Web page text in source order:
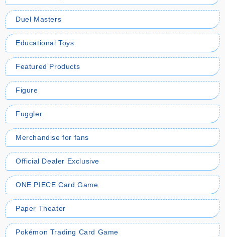
Duel Masters
Educational Toys
Featured Products
Figure
Fuggler
Merchandise for fans
Official Dealer Exclusive
ONE PIECE Card Game
Paper Theater
Pokémon Trading Card Game